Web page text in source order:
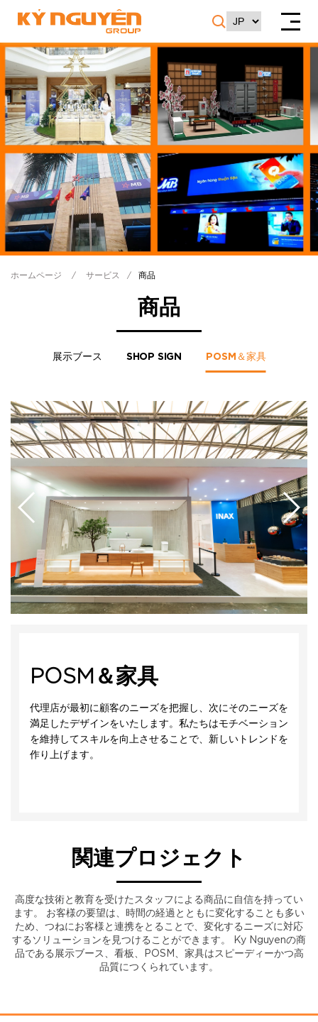
ホームページ / サービス / 商品
商品
展示ブース SHOP SIGN POSM＆家具
POSM＆家具
代理店が最初に顧客のニーズを把握し、次にそのニーズを
満足したデザインをいたします。私たちはモチベーション
を維持してスキルを向上させることで、新しいトレンドを
作り上げます。
関連プロジェクト
高度な技術と教育を受けたスタッフによる商品に自信を持ってい
ます。 お客様の要望は、時間の経過とともに変化することも多い
ため、つねにお客様と連携をとることで、変化するニーズに対応
するソリューションを見つけることができます。 Ky Nguyenの商
品である展示ブース、看板、POSM、家具はスピーディーかつ高
品質につくられています。